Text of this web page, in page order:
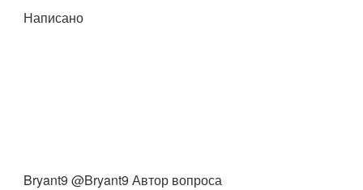
Написано
Bryant9 @Bryant9 Автор вопроса